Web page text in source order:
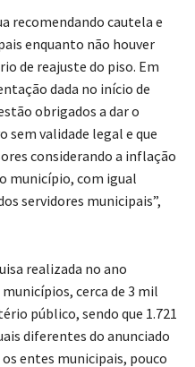
recomendando cautela e
enquanto não houver
de reajuste do piso. Em
dada no início de
obrigados a dar o
sem validade legal e que
considerando a inflação
município, com igual
servidores municipais”,
realizada no ano
cerca de 3 mil
público, sendo que 1.721
diferentes do anunciado
entes municipais, pouco